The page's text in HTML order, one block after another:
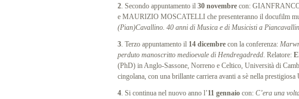
2. Secondo appuntamento il 30 novembre con:
e MAURIZIO MOSCATELLI che presenteranno il docufilm
(Pian)Cavallino. 40 anni di Musica e di Musicisti a
3. Terzo appuntamento il 14 dicembre con la conferenza:
perduto manoscritto medioevale di Hendregadredd. Relatore:
(PhD) in Anglo-Sassone, Norreno e Celtico, Università di
cingolana, con una brillante carriera avanti a sè nella
4. Si continua nel nuovo anno l’11 gennaio con: C’era una